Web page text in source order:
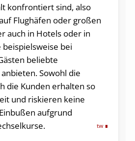
konfrontiert sind, also
Flughäfen oder großen
auch in Hotels oder in
beispielsweise bei
beliebte
Sowohl die
die Kunden erhalten so
und riskieren keine
aufgrund
tw